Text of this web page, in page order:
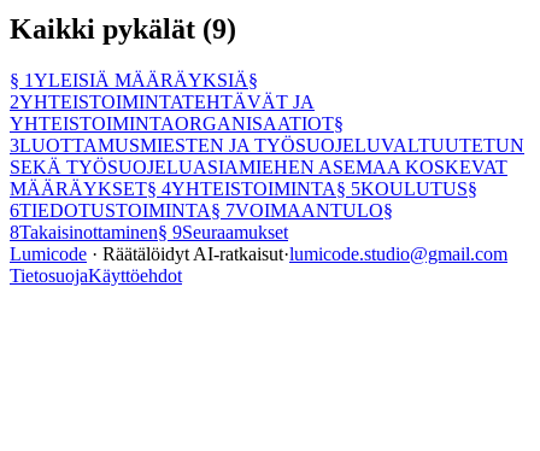
Kaikki pykälät (9)
§ 1YLEISIÄ MÄÄRÄYKSIÄ§
2YHTEISTOIMINTATEHTÄVÄT JA
YHTEISTOIMINTAORGANISAATIOT§
3LUOTTAMUSMIESTEN JA TYÖSUOJELUVALTUUTETUN
SEKÄ TYÖSUOJELUASIAMIEHEN ASEMAA KOSKEVAT
MÄÄRÄYKSET§ 4YHTEISTOIMINTA§ 5KOULUTUS§
6TIEDOTUSTOIMINTA§ 7VOIMAANTULO§
8Takaisinottaminen§ 9Seuraamukset
Lumicode · Räätälöidyt AI-ratkaisut·lumicode.studio@gmail.com
TietosuojaKäyttöehdot